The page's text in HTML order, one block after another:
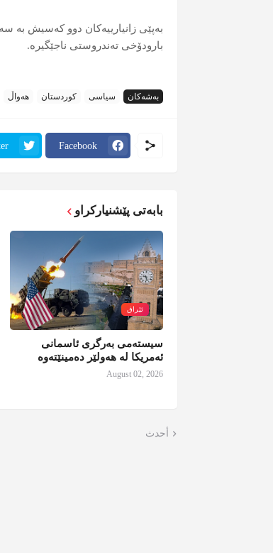
بەپێی زانیارییەكان دوو كەسیش بە
بارودۆخی تەندروستی ناجێگیرە.
بەشەکان سیاسی کوردستان هەواڵ
Facebook
بابەتی پێشنیارکراو
ئێراق
سیستەمی بەرگری ئاسمانی
ئەمریکا لە هەولێر دەمینێتەوە
August 02, 2026
أحدث